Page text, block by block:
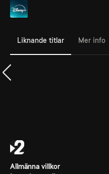
Liknande titlar Mer info
Allmänna villkor